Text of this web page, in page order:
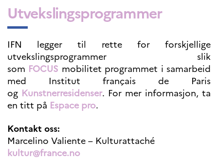
Doktorgrader og
postdoktorstillinger i
Studiestipender
French+Sciences
French+Gastronomy and
French+Hospitality
Testimonials
Studenthistorier
For institusjoner
France Alumni
FORSKNING
Cooperation
Utvekslingsprogrammer
IFN legger til rette for forskjellige
utvekslingsprogrammer slik
som FOCUS mobilitet programmet i samarbeid
med Institut français de Paris
og Kunstnerresidenser. For mer informasjon, ta
en titt på Espace pro.
Kontakt oss:
Marcelino Valiente – Kulturattaché
kultur@france.no